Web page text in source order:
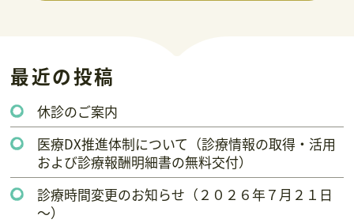
最近の投稿
休診のご案内
医療DX推進体制について（診療情報の取得・活用
および診療報酬明細書の無料交付）
診療時間変更のお知らせ（２０２６年７月２１日
～）